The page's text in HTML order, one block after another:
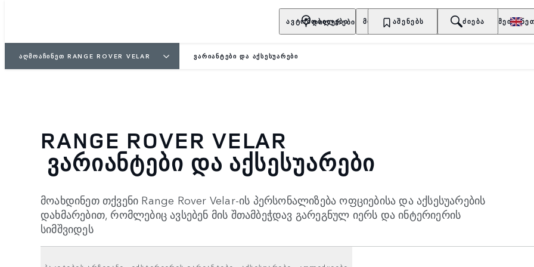
ᲐᲕᲢᲝᲛᲝᲑᲘᲚᲔᲑᲘ ᲛᲤᲚᲝᲑᲔᲚᲔᲑᲘ ᲐᲦᲛᲝᲐᲩᲘᲜᲔᲗ
ᲓᲘᲚᲔᲠᲔᲑᲘ ᲐᲨᲔᲜᲔᲑᲡ ᲫᲘᲔᲑᲐ
ᲐᲦᲛᲝᲐᲩᲘᲜᲔᲗ RANGE ROVER VELAR ᲕᲐᲠᲘᲐᲜᲢᲔᲑᲘ ᲓᲐ ᲐᲥᲡᲔᲡᲣᲐᲠᲔᲑᲘ
RANGE ROVER VELAR
ᲕᲐᲠᲘᲐᲜᲢᲔᲑᲘ ᲓᲐ ᲐᲥᲡᲔᲡᲣᲐᲠᲔᲑᲘ
მოახდინეთ თქვენი Range Rover Velar-ის პერსონალიზება ოფციებისა და აქსესუარების
დახმარებით, რომლებიც ავსებენ მის შთამბეჭდავ გარეგნულ იერს და ინტერიერის
სიმშვიდეს